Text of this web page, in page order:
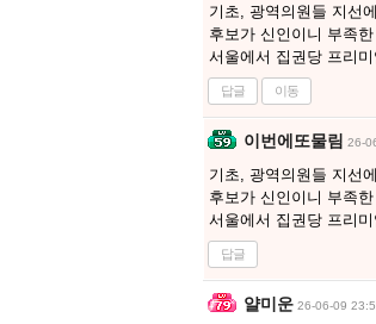
기초, 광역의원들 지선
후보가 신인이니 부족
서울에서 집권당 프리
답글 이동
이번에또물림 26-
기초, 광역의원들 지선
후보가 신인이니 부족
서울에서 집권당 프리
답글
얄미운 26-06-09